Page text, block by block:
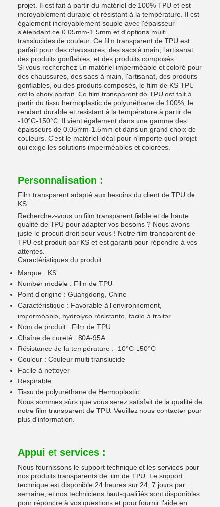
projet. Il est fait à partir du matériel de 100% TPU et est
incroyablement durable et résistant à la température. Il est
également incroyablement souple avec l'épaisseur
s'étendant de 0.05mm-1.5mm et d'options multi
translucides de couleur. Ce film transparent de TPU est
parfait pour des chaussures, des sacs à main, l'artisanat,
des produits gonflables, et des produits composés.
Si vous recherchez un matériel imperméable et coloré pour
des chaussures, des sacs à main, l'artisanat, des produits
gonflables, ou des produits composés, le film de KS TPU
est le choix parfait. Ce film transparent de TPU est fait à
partir du tissu hermoplastic de polyuréthane de 100%, le
rendant durable et résistant à la température à partir de
-10°C-150°C. Il vient également dans une gamme des
épaisseurs de 0.05mm-1.5mm et dans un grand choix de
couleurs. C'est le matériel idéal pour n'importe quel projet
qui exige les solutions imperméables et colorées.
Personnalisation :
Film transparent adapté aux besoins du client de TPU de
KS
Recherchez-vous un film transparent fiable et de haute
qualité de TPU pour adapter vos besoins ? Nous avons
juste le produit droit pour vous ! Notre film transparent de
TPU est produit par KS et est garanti pour répondre à vos
attentes.
Caractéristiques du produit
Marque : KS
Number modèle : Film de TPU
Point d'origine : Guangdong, Chine
Caractéristique : Favorable à l'environnement,
imperméable, hydrolyse résistante, facile à traiter
Nom de produit : Film de TPU
Chaîne de dureté : 80A-95A
Résistance de la température : -10°C-150°C
Couleur : Couleur multi translucide
Facile à nettoyer
Respirable
Tissu de polyuréthane de Hermoplastic
Nous sommes sûrs que vous serez satisfait de la qualité de
notre film transparent de TPU. Veuillez nous contacter pour
plus d'information.
Appui et services :
Nous fournissons le support technique et les services pour
nos produits transparents de film de TPU. Le support
technique est disponible 24 heures sur 24, 7 jours par
semaine, et nos techniciens haut-qualifiés sont disponibles
pour répondre à vos questions et pour fournir l'aide en